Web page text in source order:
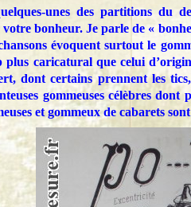
unes des partitions du
votre bonheur. Je parle de «
évoquent surtout le
plus caricatural que celui
dont certains prennent les
gommeuses célèbres dont
et gommeux de cabarets